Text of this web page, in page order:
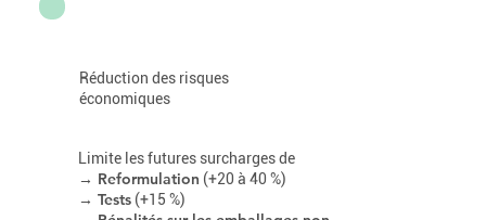
Réduction des risques
économiques
Limite les futures surcharges de
→ Reformulation (+20 à 40 %)
→ Tests (+15 %)